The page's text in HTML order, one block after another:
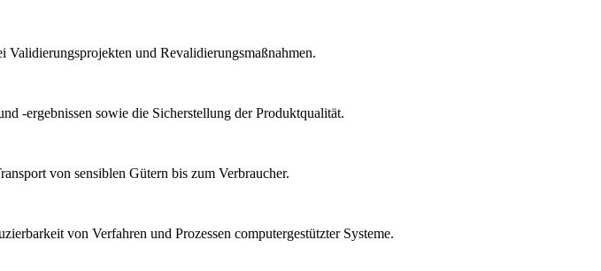
und Revalidierungsmaßnahmen.
-ergebnissen sowie die Sicherstellung der Produktqualität.
von sensiblen Gütern bis zum Verbraucher.
von Verfahren und Prozessen computergestützter Systeme.